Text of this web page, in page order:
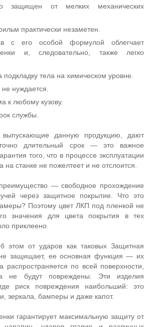
защищен от мелких механических
практически незаметен.
с его особой формулой облегчает
и, следовательно, также легко
тела на химическом уровне.
нуждается.
к любому кузову.
службы.
выпускающие данную продукцию, дают
длительный срок — это важное
того, что в процессе эксплуатации
на станке не пожелтеет и не отслоится.
— свободное прохождение
через защитное покрытие. Что это
Поэтому цвет ЛКП под пленкой не
значения для цвета покрытия в тех
приклеено.
этом от ударов как таковых Защитная
защищает, ее основная функция — их
распространяется по всей поверхности,
не будут повреждены. Эти изделия
риск повреждения наибольший: это
зеркала, бамперы и даже капот.
гарантирует максимальную защиту от